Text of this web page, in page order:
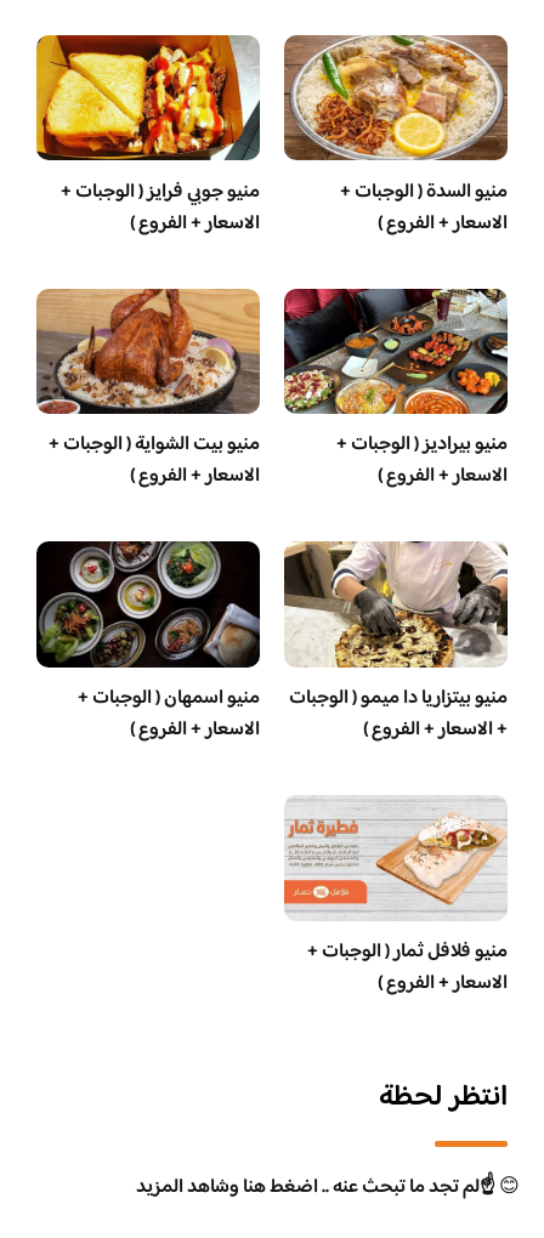
منيو السدة ( الوجبات +
الاسعار + الفروع )
منيو جوبي فرايز ( الوجبات +
الاسعار + الفروع )
منيو بيراديز ( الوجبات +
الاسعار + الفروع )
منيو بيت الشواية ( الوجبات +
الاسعار + الفروع )
منيو بيتزاريا دا ميمو ( الوجبات
+ الاسعار + الفروع )
منيو اسمهان ( الوجبات +
الاسعار + الفروع )
منيو فلافل ثمار ( الوجبات +
الاسعار + الفروع )
انتظر لحظة
😊☝️لم تجد ما تبحث عنه .. اضغط هنا وشاهد المزيد